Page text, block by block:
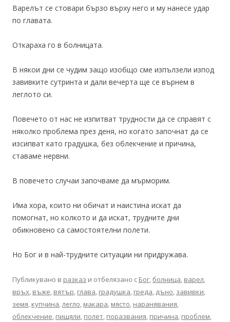
Варелът се стовари бързо върху него и му нанесе удар
по главата.
Откараха го в болницата.
В някои дни се чудим защо изобщо сме изпълзели изпод
завивките сутринта и дали вечерта ще се върнем в
леглото си.
Повечето от нас не изпитват трудности да се справят с
няколко проблема през деня, но когато започнат да се
изсипват като градушка, без облекчение и причина,
ставаме нервни.
В повечето случаи започваме да мърморим.
Има хора, които ни обичат и наистина искат да
помогнат, но колкото и да искат, трудните дни
обикновено са самостоятелни полети.
Но Бог и в най-трудните ситуации ни придружава.
Публикувано в разказ и отбелязано с Бог, болница, варел,
връх, въже, вятър, глава, градушка, греда, дъно, завивки,
земя, купчина,легло, макара, място, наранявания,
облекчение, пищяли, полет, поразвания, причина, проблем,